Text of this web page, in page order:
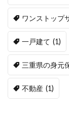
ワンストップ
一戸建て (1)
三重県の身元
不動産 (1)